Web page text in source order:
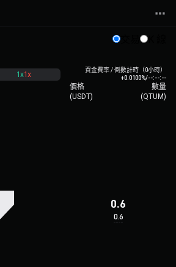
1x1x
資金費率 / 倒數計時（0小時）
+0.0100%/--:--:--
價格
(USDT)
數量
(QTUM)
0.6
0.6